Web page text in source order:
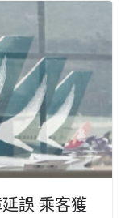
誤 乘客獲